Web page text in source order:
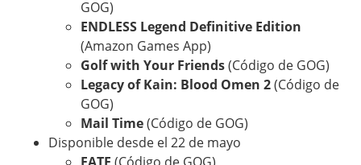
GOG)
ENDLESS Legend Definitive Edition
(Amazon Games App)
Golf with Your Friends(Código de GOG)
Legacy of Kain: Blood Omen 2(Código de
GOG)
Mail Time(Código de GOG)
Disponible desde el 22 de mayo